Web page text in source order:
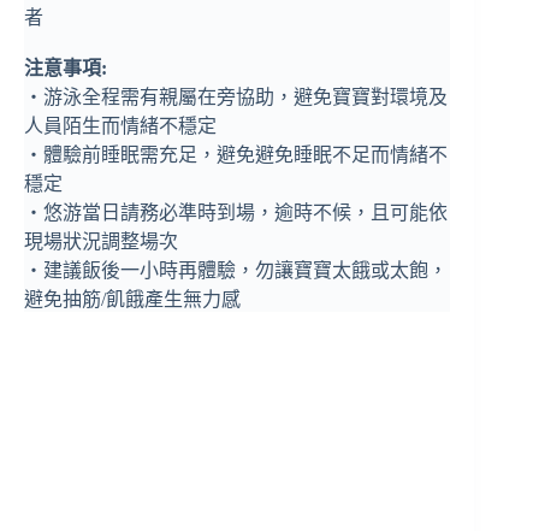
者
注意事項:
‧游泳全程需有親屬在旁協助，避免寶寶對環境及
人員陌生而情緒不穩定
‧體驗前睡眠需充足，避免避免睡眠不足而情緒不
穩定
‧悠游當日請務必準時到場，逾時不候，且可能依
現場狀況調整場次
‧建議飯後一小時再體驗，勿讓寶寶太餓或太飽，
避免抽筋/飢餓產生無力感